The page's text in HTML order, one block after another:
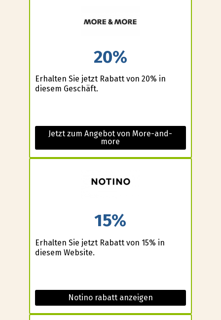
20%
Erhalten Sie jetzt Rabatt von 20% in
diesem Geschäft.
Jetzt zum Angebot von More-and-
more
15%
Erhalten Sie jetzt Rabatt von 15% in
diesem Website.
Notino rabatt anzeigen